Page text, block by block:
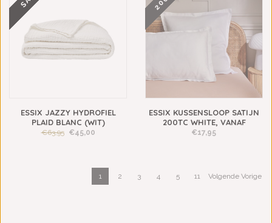
ESSIX JAZZY HYDROFIEL
PLAID BLANC (WIT)
€63,95 €45,00
ESSIX KUSSENSLOOP SATIJN
200TC WHITE, VANAF
€17,95
1 2 3 4 5 11 Volgende Vorige